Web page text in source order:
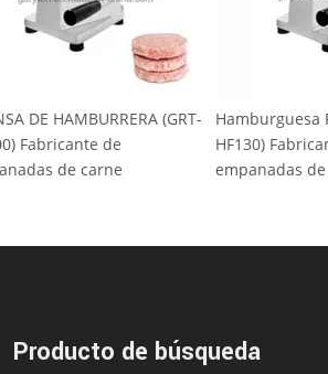
(GRT-
Hamburguesa PRENSA (GRT-
HF130) Fabricante de
empanadas de carne
Producto de búsqueda